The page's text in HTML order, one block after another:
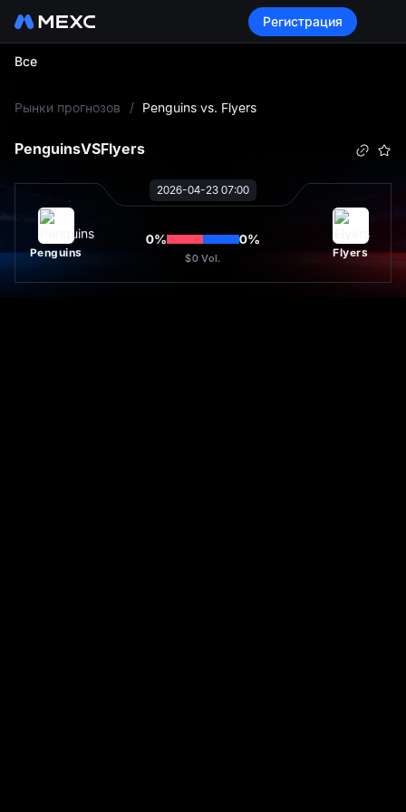
Регистрация
Все
Рынки прогнозов / Penguins vs. Flyers
PenguinsVSFlyers
2026-04-23 07:00
Penguins
0% 0%
$0 Vol. Flyers